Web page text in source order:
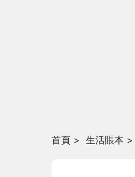
首頁 > 生活賬本 >